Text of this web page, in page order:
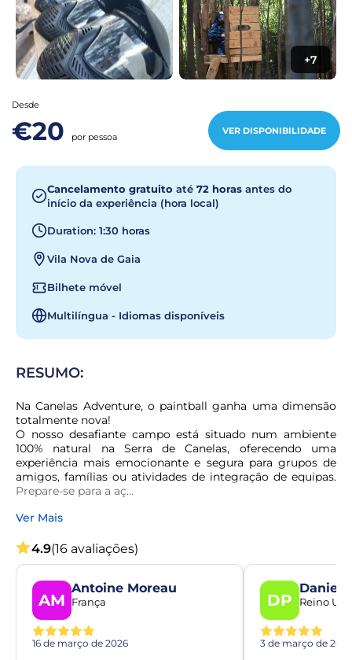
+7
Desde
€20 por pessoa
VER DISPONIBILIDADE
Cancelamento gratuito até 72 horas antes do
início da experiência (hora local)
Duration: 1:30 horas
Vila Nova de Gaia
Bilhete móvel
Multilíngua - Idiomas disponíveis
RESUMO:
Na Canelas Adventure, o paintball ganha uma dimensão
totalmente nova!
O nosso desafiante campo está situado num ambiente
100% natural na Serra de Canelas, oferecendo uma
experiência mais emocionante e segura para grupos de
amigos, famílias ou atividades de integração de equipas.
Prepare-se para a aç...
Ver Mais
4.9(16 avaliações)
AM
Antoine Moreau
França
16 de março de 2026
DP
Daniel
Reino
3 de março de 2026